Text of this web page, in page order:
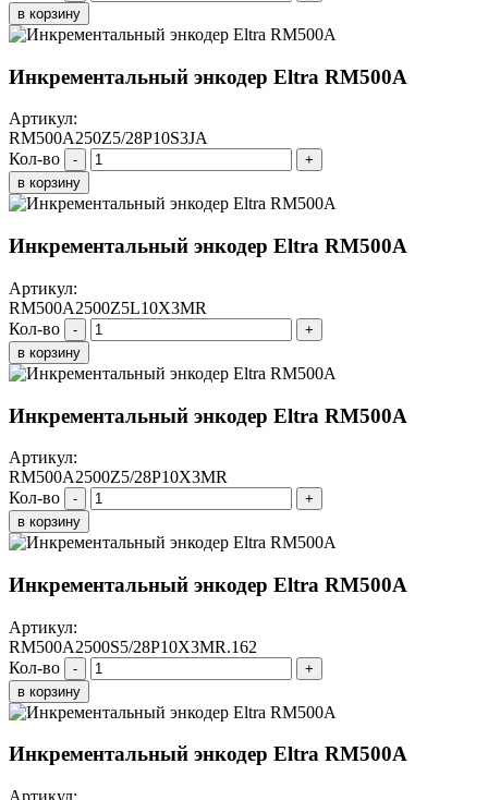
в корзину
Инкрементальный энкодер Eltra RM500A
Артикул:
RM500A250Z5/28P10S3JA
Кол-во
-
+
в корзину
Инкрементальный энкодер Eltra RM500A
Артикул:
RM500A2500Z5L10X3MR
Кол-во
-
+
в корзину
Инкрементальный энкодер Eltra RM500A
Артикул:
RM500A2500Z5/28P10X3MR
Кол-во
-
+
в корзину
Инкрементальный энкодер Eltra RM500A
Артикул:
RM500A2500S5/28P10X3MR.162
Кол-во
-
+
в корзину
Инкрементальный энкодер Eltra RM500A